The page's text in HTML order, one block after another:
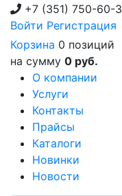
+7 (351) 750-60-
Войти Регистрация
Корзина 0 позиций
на сумму 0 руб.
О компании
Услуги
Контакты
Прайсы
Каталоги
Новинки
Новости